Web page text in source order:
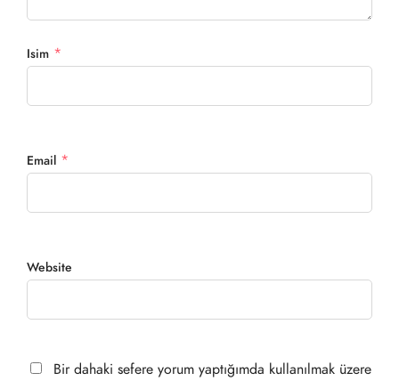
Isim *
Email *
Website
Bir dahaki sefere yorum yaptığımda kullanılmak üzere